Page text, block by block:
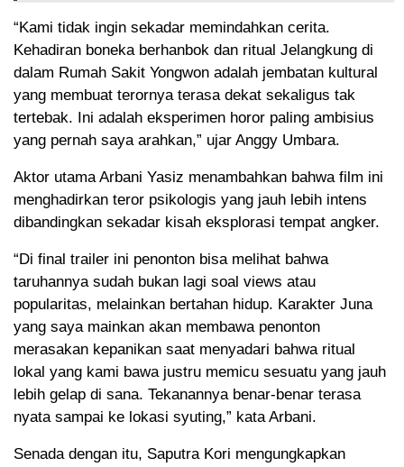
“Kami tidak ingin sekadar memindahkan cerita.
Kehadiran boneka berhanbok dan ritual Jelangkung di
dalam Rumah Sakit Yongwon adalah jembatan kultural
yang membuat terornya terasa dekat sekaligus tak
tertebak. Ini adalah eksperimen horor paling ambisius
yang pernah saya arahkan,” ujar Anggy Umbara.
Aktor utama Arbani Yasiz menambahkan bahwa film ini
menghadirkan teror psikologis yang jauh lebih intens
dibandingkan sekadar kisah eksplorasi tempat angker.
“Di final trailer ini penonton bisa melihat bahwa
taruhannya sudah bukan lagi soal views atau
popularitas, melainkan bertahan hidup. Karakter Juna
yang saya mainkan akan membawa penonton
merasakan kepanikan saat menyadari bahwa ritual
lokal yang kami bawa justru memicu sesuatu yang jauh
lebih gelap di sana. Tekanannya benar-benar terasa
nyata sampai ke lokasi syuting,” kata Arbani.
Senada dengan itu, Saputra Kori mengungkapkan